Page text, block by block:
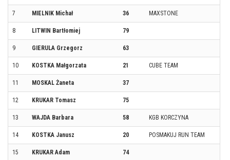
7 MIELNIK Michał 36 MAXSTONE
8 LITWIN Bartłomiej 79
9 GIERULA Grzegorz 63
10 KOSTKA Małgorzata 21 CUBE TEAM
11 MOSKAL Żaneta 37
12 KRUKAR Tomasz 75
13 WAJDA Barbara 58 KGB KORCZYNA
14 KOSTKA Janusz 20 POSMAKUJ RUN TEAM
15 KRUKAR Adam 74